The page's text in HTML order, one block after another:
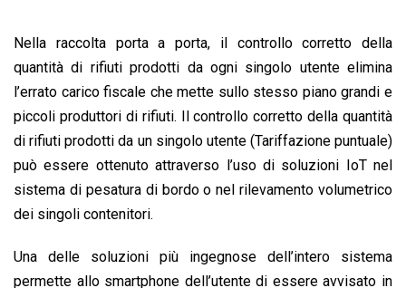
Nella raccolta porta a porta, il controllo corretto della
quantità di rifiuti prodotti da ogni singolo utente elimina
l’errato carico fiscale che mette sullo stesso piano grandi e
piccoli produttori di rifiuti. Il controllo corretto della quantità
di rifiuti prodotti da un singolo utente (Tariffazione puntuale)
può essere ottenuto attraverso l’uso di soluzioni IoT nel
sistema di pesatura di bordo o nel rilevamento volumetrico
dei singoli contenitori.
Una delle soluzioni più ingegnose dell’intero sistema
permette allo smartphone dell’utente di essere avvisato in